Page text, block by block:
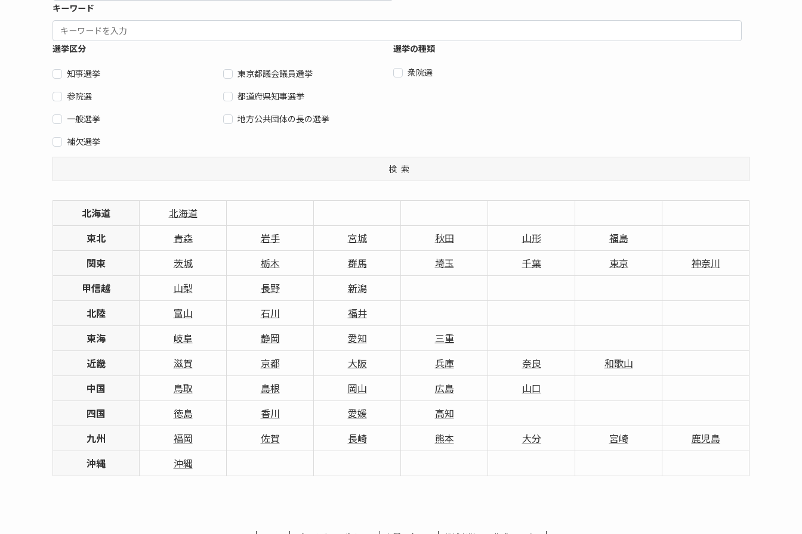
キーワード
選挙区分
知事選挙
東京都議会議員選挙
参院選
都道府県知事選挙
一般選挙
地方公共団体の長の選挙
補欠選挙
選挙の種類
衆院選
検索
北海道
北海道
東北
青森 岩手 宮城 秋田 山形
福島
関東
茨城 栃木 群馬 埼玉 千葉 東京
神奈川
甲信越
山梨 長野
新潟
北陸
富山 石川
福井
東海
岐阜 静岡 愛知
三重
近畿
滋賀 京都 大阪 兵庫 奈良
和歌山
中国
鳥取 島根 岡山 広島
山口
四国
徳島 香川 愛媛
高知
九州
福岡 佐賀 長崎 熊本 大分 宮崎
鹿児島
沖縄
沖縄